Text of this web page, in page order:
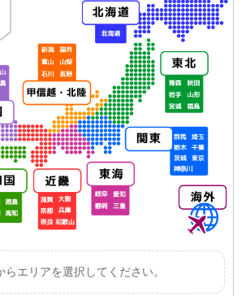
らエリアを選択してください。